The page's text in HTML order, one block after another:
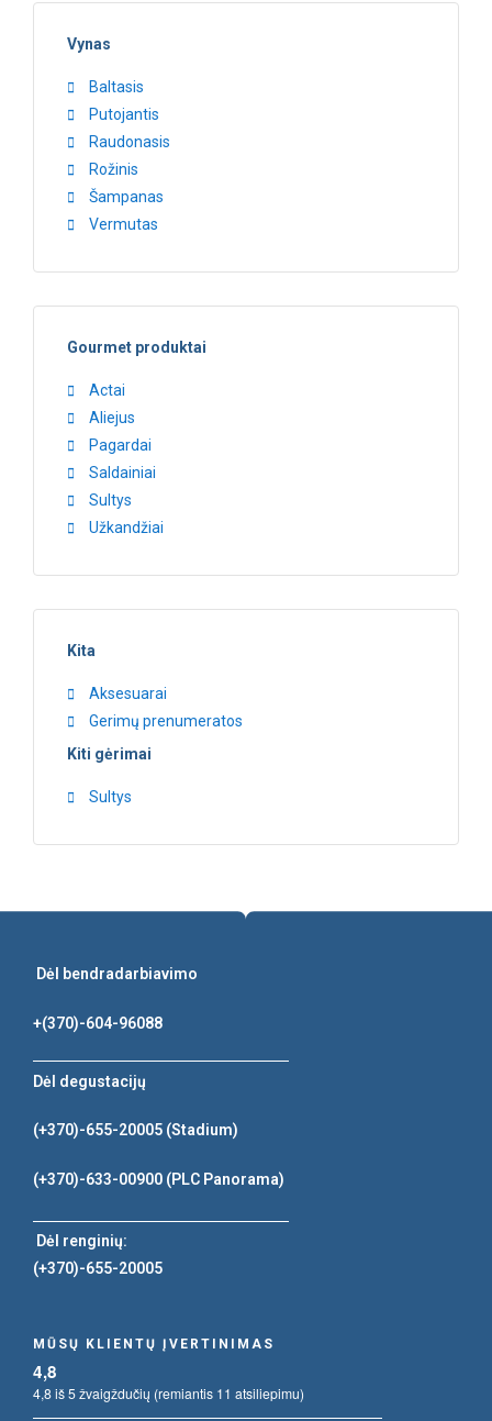
Vynas
Baltasis
Putojantis
Raudonasis
Rožinis
Šampanas
Vermutas
Gourmet produktai
Actai
Aliejus
Pagardai
Saldainiai
Sultys
Užkandžiai
Kita
Aksesuarai
Gerimų prenumeratos
Kiti gėrimai
Sultys
Dėl bendradarbiavimo
+(370)-604-96088
Dėl degustacijų
(+370)-655-20005 (Stadium)
(+370)-633-00900 (PLC Panorama)
Dėl renginių:
(+370)-655-20005
MŪSŲ KLIENTŲ ĮVERTINIMAS
4,8
4,8 iš 5 žvaigždučių (remiantis 11 atsiliepimu)